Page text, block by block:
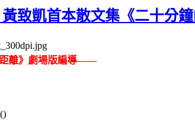
致凱首本散文集《二十分鐘
距離》劇場版編導——
)